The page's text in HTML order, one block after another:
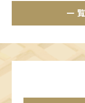
ショップニュース
イベント
館内サービス
一